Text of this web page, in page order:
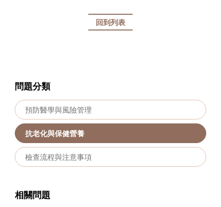
回到列表
問題分類
預防醫學與風險管理
抗老化與保健營養
檢查流程與注意事項
相關問題